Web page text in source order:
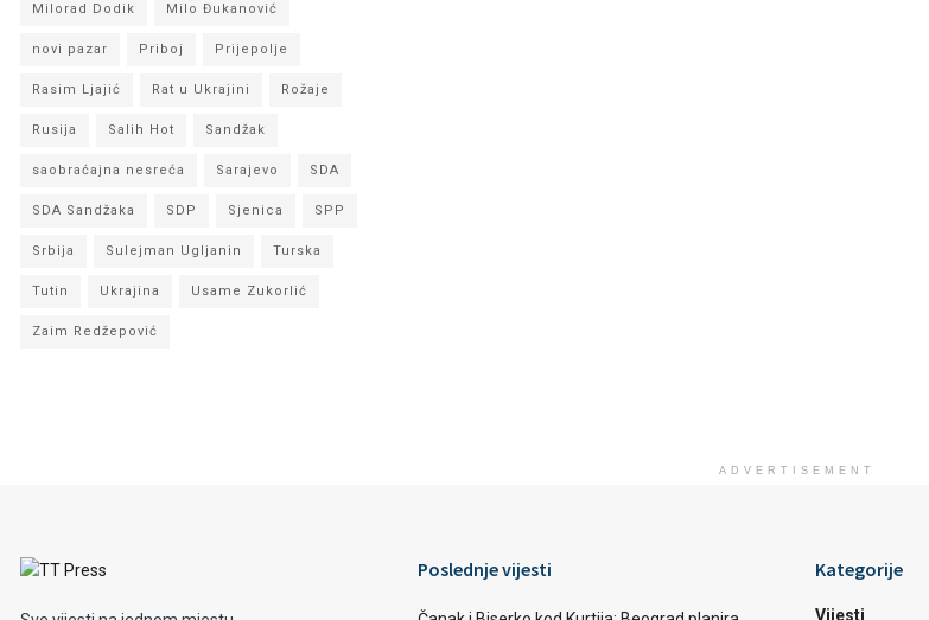
Milorad Dodik Milo Đukanović
novi pazar Priboj Prijepolje
Rasim Ljajić Rat u Ukrajini Rožaje
Rusija Salih Hot Sandžak
saobraćajna nesreća Sarajevo SDA
SDA Sandžaka SDP Sjenica SPP
Srbija Sulejman Ugljanin Turska
Tutin Ukrajina Usame Zukorlić
Zaim Redžepović
ADVERTISEMENT
Poslednje vijesti Kategorije
Vijesti